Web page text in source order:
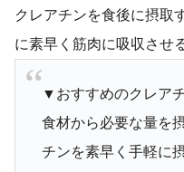
クレアチンを食後に摂取
に素早く筋肉に吸収させ
▼おすすめのクレア
食材から必要な量を
チンを素早く手軽に